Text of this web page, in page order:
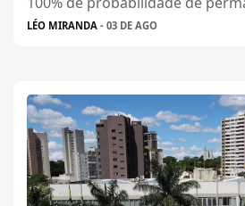
LÉO MIRANDA - 03 DE AGO